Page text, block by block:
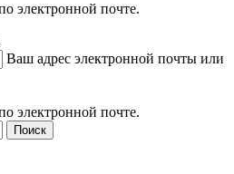
электронной почте.
Ваш адрес электронной почты или
электронной почте.